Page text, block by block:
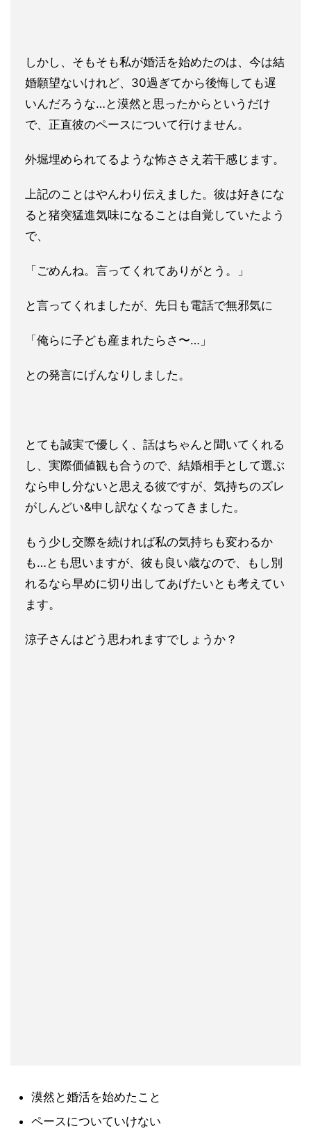
しかし、そもそも私が婚活を始めたのは、今は結
婚願望ないけれど、30過ぎてから後悔しても遅
いんだろうな…と漠然と思ったからというだけ
で、正直彼のペースについて行けません。
外堀埋められてるような怖ささえ若干感じます。
上記のことはやんわり伝えました。彼は好きにな
ると猪突猛進気味になることは自覚していたよう
で、
「ごめんね。言ってくれてありがとう。」
と言ってくれましたが、先日も電話で無邪気に
「俺らに子ども産まれたらさ〜…」
との発言にげんなりしました。
とても誠実で優しく、話はちゃんと聞いてくれる
し、実際価値観も合うので、結婚相手として選ぶ
なら申し分ないと思える彼ですが、気持ちのズレ
がしんどい&申し訳なくなってきました。
もう少し交際を続ければ私の気持ちも変わるか
も…とも思いますが、彼も良い歳なので、もし別
れるなら早めに切り出してあげたいとも考えてい
ます。
涼子さんはどう思われますでしょうか？
漠然と婚活を始めたこと
ペースについていけない